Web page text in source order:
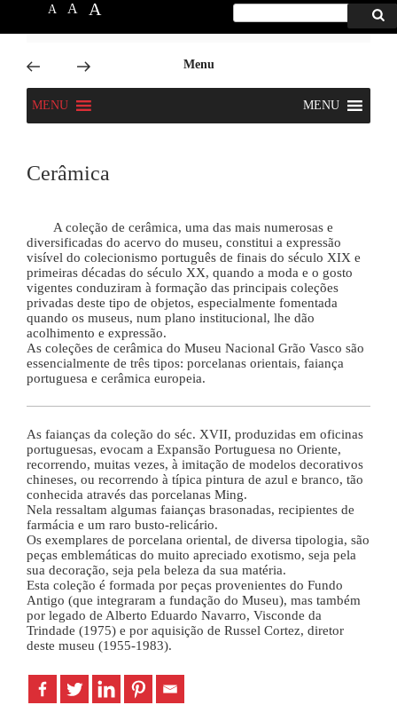
A A A
Procurar
por:
to
content
Menu
MENU MENU
Cerâmica
A coleção de cerâmica, uma das mais numerosas e
diversificadas do acervo do museu, constitui a expressão
visível do colecionismo português de finais do século XIX e
primeiras décadas do século XX, quando a moda e o gosto
vigentes conduziram à formação das principais coleções
privadas deste tipo de objetos, especialmente fomentada
quando os museus, num plano institucional, lhe dão
acolhimento e expressão.
As coleções de cerâmica do Museu Nacional Grão Vasco são
essencialmente de três tipos: porcelanas orientais, faiança
portuguesa e cerâmica europeia.
As faianças da coleção do séc. XVII, produzidas em oficinas
portuguesas, evocam a Expansão Portuguesa no Oriente,
recorrendo, muitas vezes, à imitação de modelos decorativos
chineses, ou recorrendo à típica pintura de azul e branco, tão
conhecida através das porcelanas Ming.
Nela ressaltam algumas faianças brasonadas, recipientes de
farmácia e um raro busto-relicário.
Os exemplares de porcelana oriental, de diversa tipologia, são
peças emblemáticas do muito apreciado exotismo, seja pela
sua decoração, seja pela beleza da sua matéria.
Esta coleção é formada por peças provenientes do Fundo
Antigo (que integraram a fundação do Museu), mas também
por legado de Alberto Eduardo Navarro, Visconde da
Trindade (1975) e por aquisição de Russel Cortez, diretor
deste museu (1955-1983).